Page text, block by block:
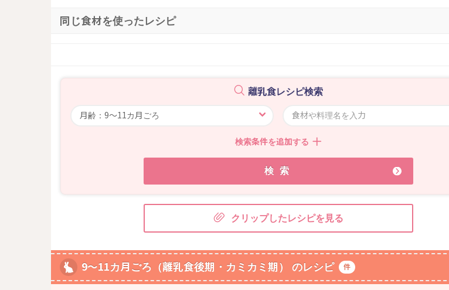
同じ食材を使ったレシピ
離乳食レシピ検索
検索条件を追加する
検索
クリップしたレシピを見る
9～11カ月ごろ（離乳食後期・カミカミ期） のレシピ 件